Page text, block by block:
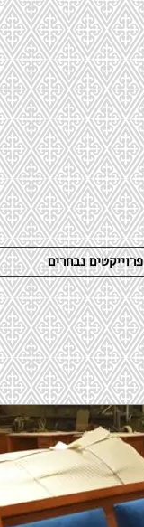
פרוייקטים נבחרים